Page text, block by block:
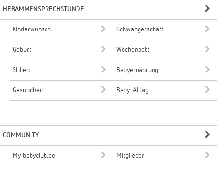
HEBAMMENSPRECHSTUNDE
Kinderwunsch Schwangerschaft
Geburt Wochenbett
Stillen Babyernährung
Gesundheit Baby-Alltag
COMMUNITY
My babyclub.de Mitglieder